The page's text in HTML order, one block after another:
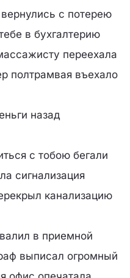
с потерею
в бухгалтерию
переехала
полтрамвая въехало
назад
с тобою бегали
сигнализация
канализацию
в приемной
выписал огромный